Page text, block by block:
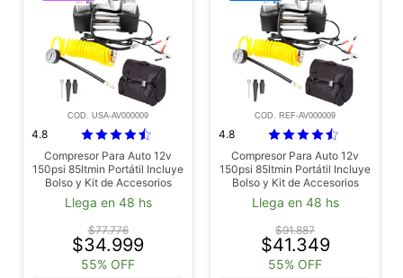
COD. USA-AV000009
4.8
Compresor Para Auto 12v
150psi 85ltmin Portátil Incluye
Bolso y Kit de Accesorios
Usado
Llega en 48 hs
$77.776
$34.999
55% OFF
COD. REF-AV000009
4.8
Compresor Para Auto 12v
150psi 85ltmin Portátil Incluye
Bolso y Kit de Accesorios
Outlet
Llega en 48 hs
$91.887
$41.349
55% OFF